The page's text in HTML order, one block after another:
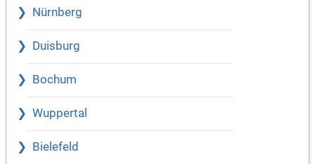
Nürnberg
Duisburg
Bochum
Wuppertal
Bielefeld